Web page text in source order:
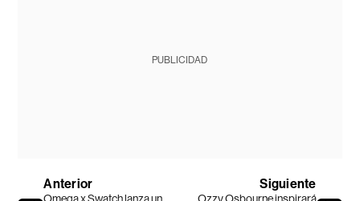
PUBLICIDAD
Anterior
Omega x Swatch lanza un
Siguiente
Ozzy Osbourne inspirará